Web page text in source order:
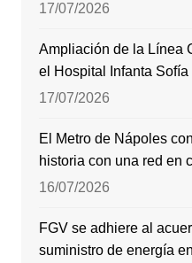
17/07/2026
Ampliación de la Línea
el Hospital Infanta Sofía
17/07/2026
El Metro de Nápoles
historia con una red en
16/07/2026
FGV se adhiere al
suministro de energía